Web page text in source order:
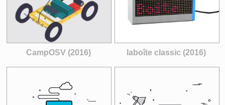
CampOSV (2016) laboîte classic (2016)